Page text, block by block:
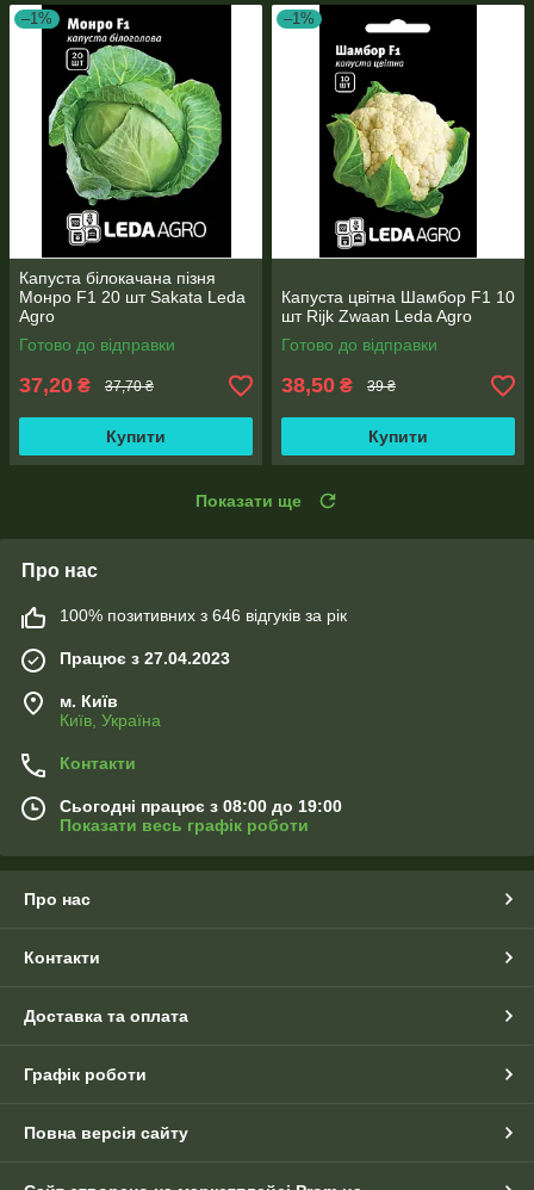
–1%
Капуста білокачана пізня
Монро F1 20 шт Sakata Leda
Agro
Готово до відправки
37,20 ₴ 37,70 ₴
Купити
–1%
Капуста цвітна Шамбор F1 10
шт Rijk Zwaan Leda Agro
Готово до відправки
38,50 ₴ 39 ₴
Купити
Показати ще
Про нас
100% позитивних з 646 відгуків за рік
Працює з 27.04.2023
м. Київ
Київ, Україна
Контакти
Сьогодні працює з 08:00 до 19:00
Показати весь графік роботи
Про нас
Контакти
Доставка та оплата
Графік роботи
Повна версія сайту